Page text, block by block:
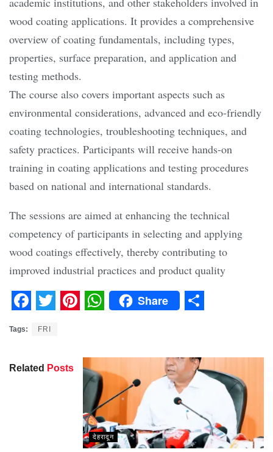
wood coating applications. It provides a comprehensive
overview of coating fundamentals, including types,
properties, surface preparation, and application and
testing methods.
The course also covers important aspects such as
environmental considerations, advanced and eco-friendly
coating technologies, troubleshooting techniques, and
safety practices. Participants will receive hands-on
training in coating applications and testing procedures
based on national and international standards.
The sessions are aimed at enhancing the technical
competency of participants in selecting and applying
wood coatings effectively, thereby contributing to
improved industrial practices and product quality
Share
Tags: FRI
Related Posts
देहरादून